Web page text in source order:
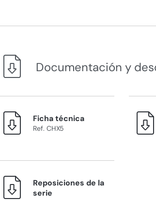
Documentación y
Ficha técnica
Ref. CHX5
Reposiciones de la
serie